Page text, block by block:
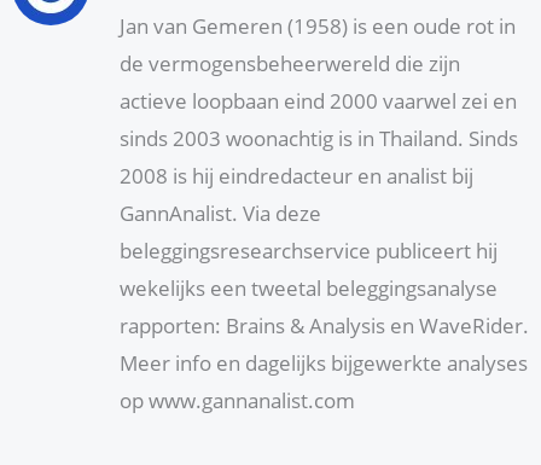
Jan van Gemeren (1958) is een oude rot in
de vermogensbeheerwereld die zijn
actieve loopbaan eind 2000 vaarwel zei en
sinds 2003 woonachtig is in Thailand. Sinds
2008 is hij eindredacteur en analist bij
GannAnalist. Via deze
beleggingsresearchservice publiceert hij
wekelijks een tweetal beleggingsanalyse
rapporten: Brains & Analysis en WaveRider.
Meer info en dagelijks bijgewerkte analyses
op www.gannanalist.com